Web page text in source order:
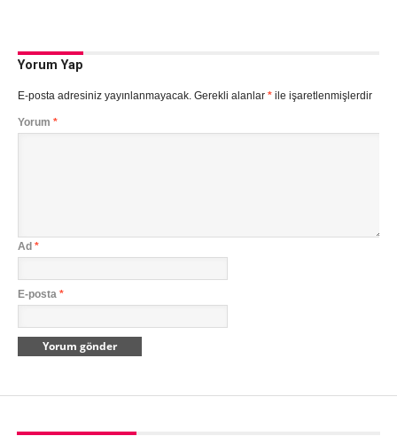
Yorum Yap
E-posta adresiniz yayınlanmayacak. Gerekli alanlar *ile işaretlenmişlerdir
Yorum *
Ad *
E-posta *